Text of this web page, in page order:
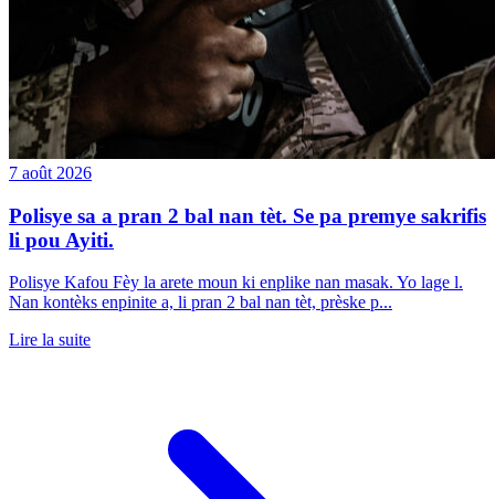
7 août 2026
Polisye sa a pran 2 bal nan tèt. Se pa premye sakrifis
li pou Ayiti.
Polisye Kafou Fèy la arete moun ki enplike nan masak. Yo lage l.
Nan kontèks enpinite a, li pran 2 bal nan tèt, prèske p...
Lire la suite